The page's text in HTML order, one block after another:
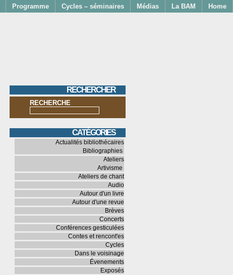
Home
La BAM
Médias
Cycles – séminaires
Programme
RECHERCHER
RECHERCHE
CATÉGORIES
Actualités bibliothécaires
Bibliographies
Ateliers
Artivisme
Ateliers de chant
Audio
Autour d'un livre
Autour d'une revue
Brèves
Concerts
Conférences gesticulées
Contes et rencont'es
Cycles
Dans le voisinage
Évenements
Exposés